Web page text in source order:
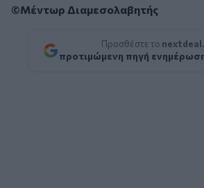
©Μέντωρ Διαμεσολαβητής
Προσθέστε το
προτιμώμενη πηγή